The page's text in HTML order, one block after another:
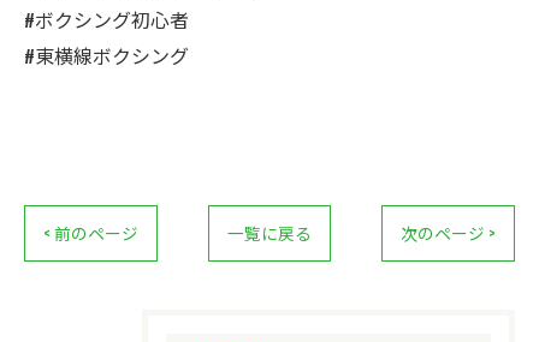
#ボクシング初心者
#東横線ボクシング
< 前のページ 一覧に戻る 次のページ >